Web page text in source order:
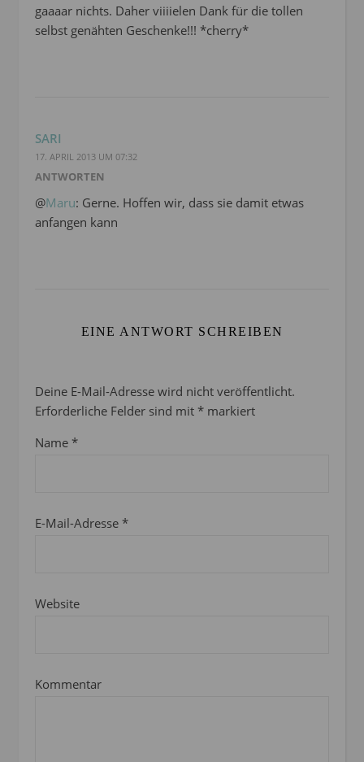
gaaaar nichts. Daher viiiielen Dank für die tollen
selbst genähten Geschenke!!! *cherry*
SARI
17. APRIL 2013 UM 07:32
ANTWORTEN
@Maru: Gerne. Hoffen wir, dass sie damit etwas
anfangen kann
EINE ANTWORT SCHREIBEN
Deine E-Mail-Adresse wird nicht veröffentlicht.
Erforderliche Felder sind mit * markiert
Name *
E-Mail-Adresse *
Website
Kommentar